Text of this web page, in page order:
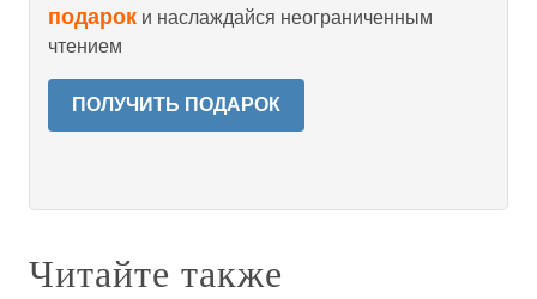
подарок и наслаждайся неограниченным
чтением
ПОЛУЧИТЬ ПОДАРОК
Читайте также